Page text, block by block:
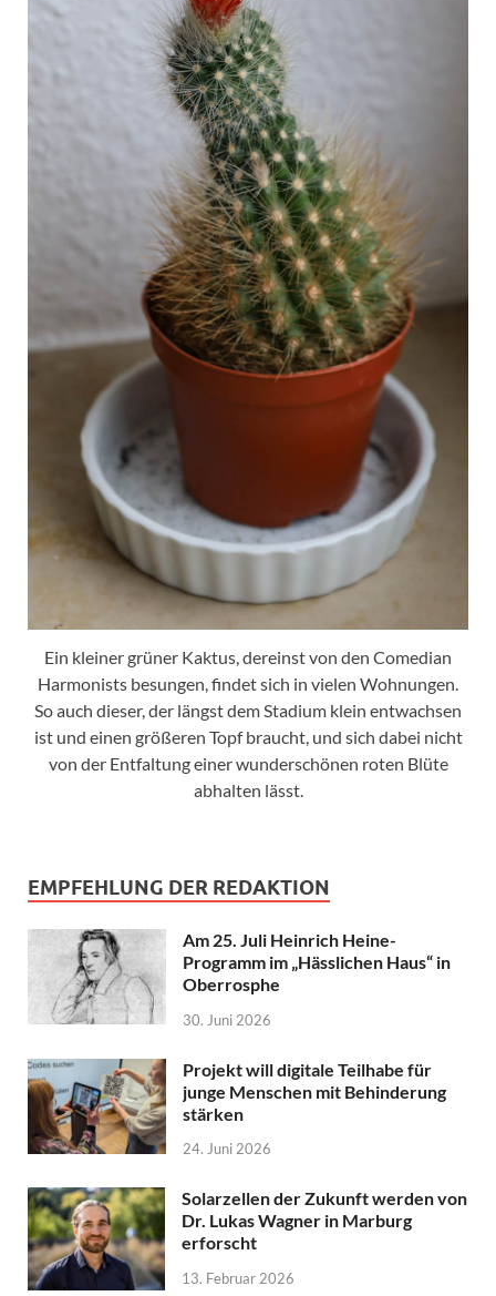
Ein kleiner grüner Kaktus, dereinst von den Comedian
Harmonists besungen, findet sich in vielen Wohnungen.
So auch dieser, der längst dem Stadium klein entwachsen
ist und einen größeren Topf braucht, und sich dabei nicht
von der Entfaltung einer wunderschönen roten Blüte
abhalten lässt.
EMPFEHLUNG DER REDAKTION
Am 25. Juli Heinrich Heine-
Programm im „Hässlichen Haus“ in
Oberrosphe
30. Juni 2026
Projekt will digitale Teilhabe für
junge Menschen mit Behinderung
stärken
24. Juni 2026
Solarzellen der Zukunft werden von
Dr. Lukas Wagner in Marburg
erforscht
13. Februar 2026